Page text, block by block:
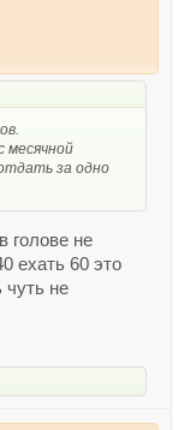
за одно
голове не
ехать 60 это
чуть не